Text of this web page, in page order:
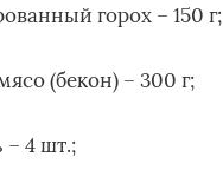
горох – 150 г;
(бекон) – 300 г;
– 4 шт.;